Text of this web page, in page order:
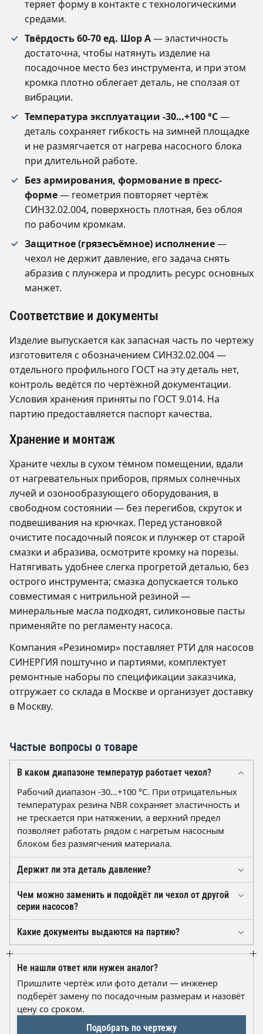
теряет форму в контакте с технологическими
средами.
Твёрдость 60-70 ед. Шор А— эластичность
достаточна, чтобы натянуть изделие на
посадочное место без инструмента, и при этом
кромка плотно облегает деталь, не сползая от
вибрации.
Температура эксплуатации -30…+100 °C—
деталь сохраняет гибкость на зимней площадке
и не размягчается от нагрева насосного блока
при длительной работе.
Без армирования, формование в пресс-
форме— геометрия повторяет чертёж
СИН32.02.004, поверхность плотная, без облоя
по рабочим кромкам.
Защитное (грязесъёмное) исполнение—
чехол не держит давление, его задача снять
абразив с плунжера и продлить ресурс основных
манжет.
Соответствие и документы
Изделие выпускается как запасная часть по чертежу
изготовителя с обозначением СИН32.02.004 —
отдельного профильного ГОСТ на эту деталь нет,
контроль ведётся по чертёжной документации.
Условия хранения приняты по ГОСТ 9.014. На
партию предоставляется паспорт качества.
Хранение и монтаж
Храните чехлы в сухом тёмном помещении, вдали
от нагревательных приборов, прямых солнечных
лучей и озонообразующего оборудования, в
свободном состоянии — без перегибов, скруток и
подвешивания на крючках. Перед установкой
очистите посадочный поясок и плунжер от старой
смазки и абразива, осмотрите кромку на порезы.
Натягивать удобнее слегка прогретой деталью, без
острого инструмента; смазка допускается только
совместимая с нитрильной резиной —
минеральные масла подходят, силиконовые пасты
применяйте по регламенту насоса.
Компания «Резиномир» поставляет РТИ для насосов
СИНЕРГИЯ поштучно и партиями, комплектует
ремонтные наборы по спецификации заказчика,
отгружает со склада в Москве и организует доставку
в Москву.
Частые вопросы о товаре
В каком диапазоне температур работает чехол?
Рабочий диапазон -30…+100 °C. При отрицательных
температурах резина NBR сохраняет эластичность и
не трескается при натяжении, а верхний предел
позволяет работать рядом с нагретым насосным
блоком без размягчения материала.
Держит ли эта деталь давление?
Нет. СИН32.02.004 — защитное грязесъёмное изделие
без армирования. Его задача — не пускать песок,
шлам и влагу к плунжеру и основным манжетам.
Функцию герметизации выполняют уплотнительные
манжеты насосного узла.
Чем можно заменить и подойдёт ли чехол от другой
серии насосов?
Изделие изготовлено по чертежу СИН32.02.004 и
рассчитано на насосы СИНЕРГИЯ СИН32. Детали
смежных серий отличаются посадочными
размерами, поэтому подбор «на глаз» рискован. Если
сомневаетесь — пришлите чертёж или фото детали,
и мы подберём замену.
Какие документы выдаются на партию?
На отгружаемую партию предоставляется паспорт
качества изготовителя с указанием обозначения по
чертежу, материала NBR и твёрдости 60-70 ед. Шор А.
По запросу оформляем полный комплект
отгрузочных документов для снабжения.
Не нашли ответ или нужен аналог?
Пришлите чертёж или фото детали — инженер
подберёт замену по посадочным размерам и назовёт
цену со сроком.
Подобрать по чертежу